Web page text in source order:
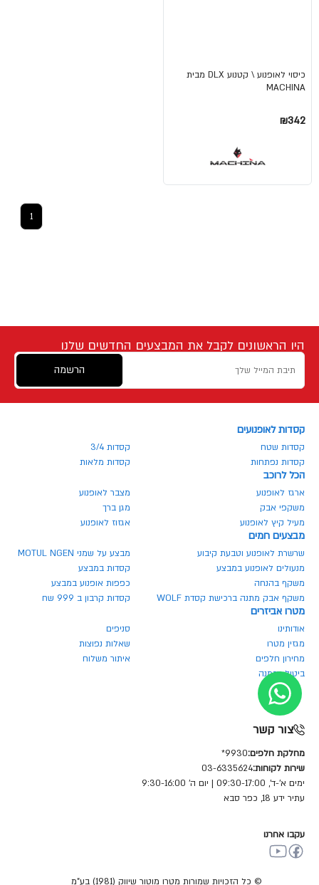
כיסוי לאופנוע \ קטנוע DLX מבית
MACHINA
₪342
1
היו הראשונים לקבל את המבצעים החדשים שלנו
הרשמה
קסדות לאופנועים
קסדות שטח
קסדות 3/4
קסדות נפתחות
קסדות מלאות
הכל לרוכב
ארגז לאופנוע
מצבר לאופנוע
משקפי אבק
מגן ברך
מעיל קיץ לאופנוע
אגזוז לאופנוע
מבצעים חמים
שרשרת לאופנוע וטבעת קיבוע
מבצע על שמני MOTUL NGEN
מנעולים לאופנוע במבצע
קסדות במבצע
משקף בהנחה
כפפות אופנוע במבצע
משקף אבק מתנה ברכישת קסדת WOLF
קסדות קרבון ב 999 שח
מטרו אביזרים
אודותינו
סניפים
מגזין מטרו
שאלות נפוצות
מחירון חלפים
איתור משלוח
ביטול הזמנה
צור קשר
מחלקת חלפים:9930*
שירות לקוחות:03-6335624
ימים א'-ד', 09:30-17:00 | יום ה' 9:30-16:00
עתיר ידע 18, כפר סבא
עקבו אחרנו
© כל הזכויות שמורות מטרו מוטור שיווק (1981) בע"מ